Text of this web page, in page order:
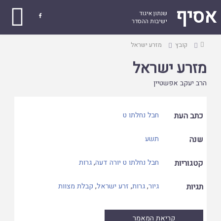
אסיף
שנתון איגוד
ישיבות ההסדר

עמודקובץ מזרע ישראל
מזרע ישראל
הרב יעקב אפשטיין
כתב העת חבל נחלתו ט
שנה תשע
קטגוריות חבל נחלתו ט יורה דעה,גרות
תגיות גיור,גרות, זרע ישראל, קבלת מצוות
קריאת המאמר